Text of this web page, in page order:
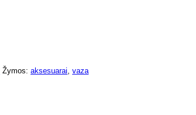
Žymos: aksesuarai vaza